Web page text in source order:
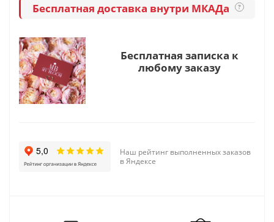
Бесплатная доставка внутри МКАДа ?
Бесплатная записка к
любому заказу
Наш рейтинг выполненных заказов
в Яндексе